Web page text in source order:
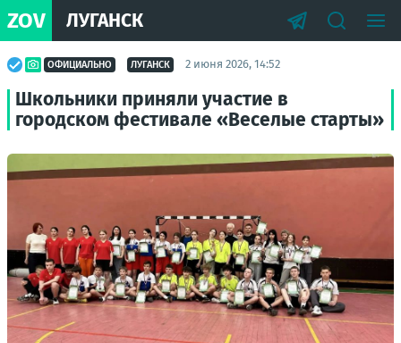
ZOV ЛУГАНСК
ОФИЦИАЛЬНО ЛУГАНСК 2 июня 2026, 14:52
Школьники приняли участие в
городском фестивале «Веселые старты»